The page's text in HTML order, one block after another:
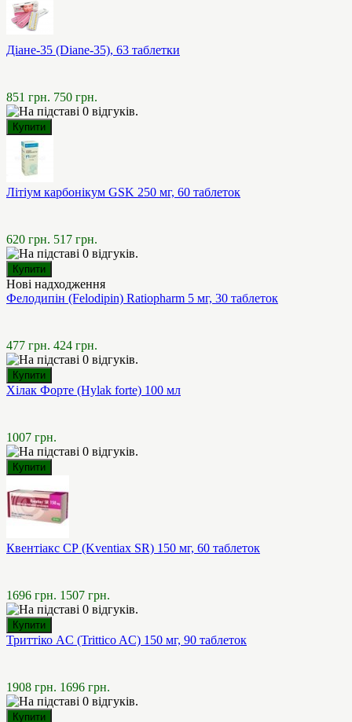
Діане-35 (Diane-35), 63 таблетки
851 грн. 750 грн.
Літіум карбонікум GSK 250 мг, 60 таблеток
620 грн. 517 грн.
Нові надходження
Фелодипін (Felodipin) Ratiopharm 5 мг, 30 таблеток
477 грн. 424 грн.
Хілак Форте (Hylak forte) 100 мл
1007 грн.
Квентіакс СР (Kventiax SR) 150 мг, 60 таблеток
1696 грн. 1507 грн.
Триттіко AC (Trittico AC) 150 мг, 90 таблеток
1908 грн. 1696 грн.